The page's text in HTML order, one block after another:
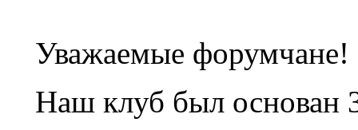
Уважаемые форумчане!
Наш клуб был основан